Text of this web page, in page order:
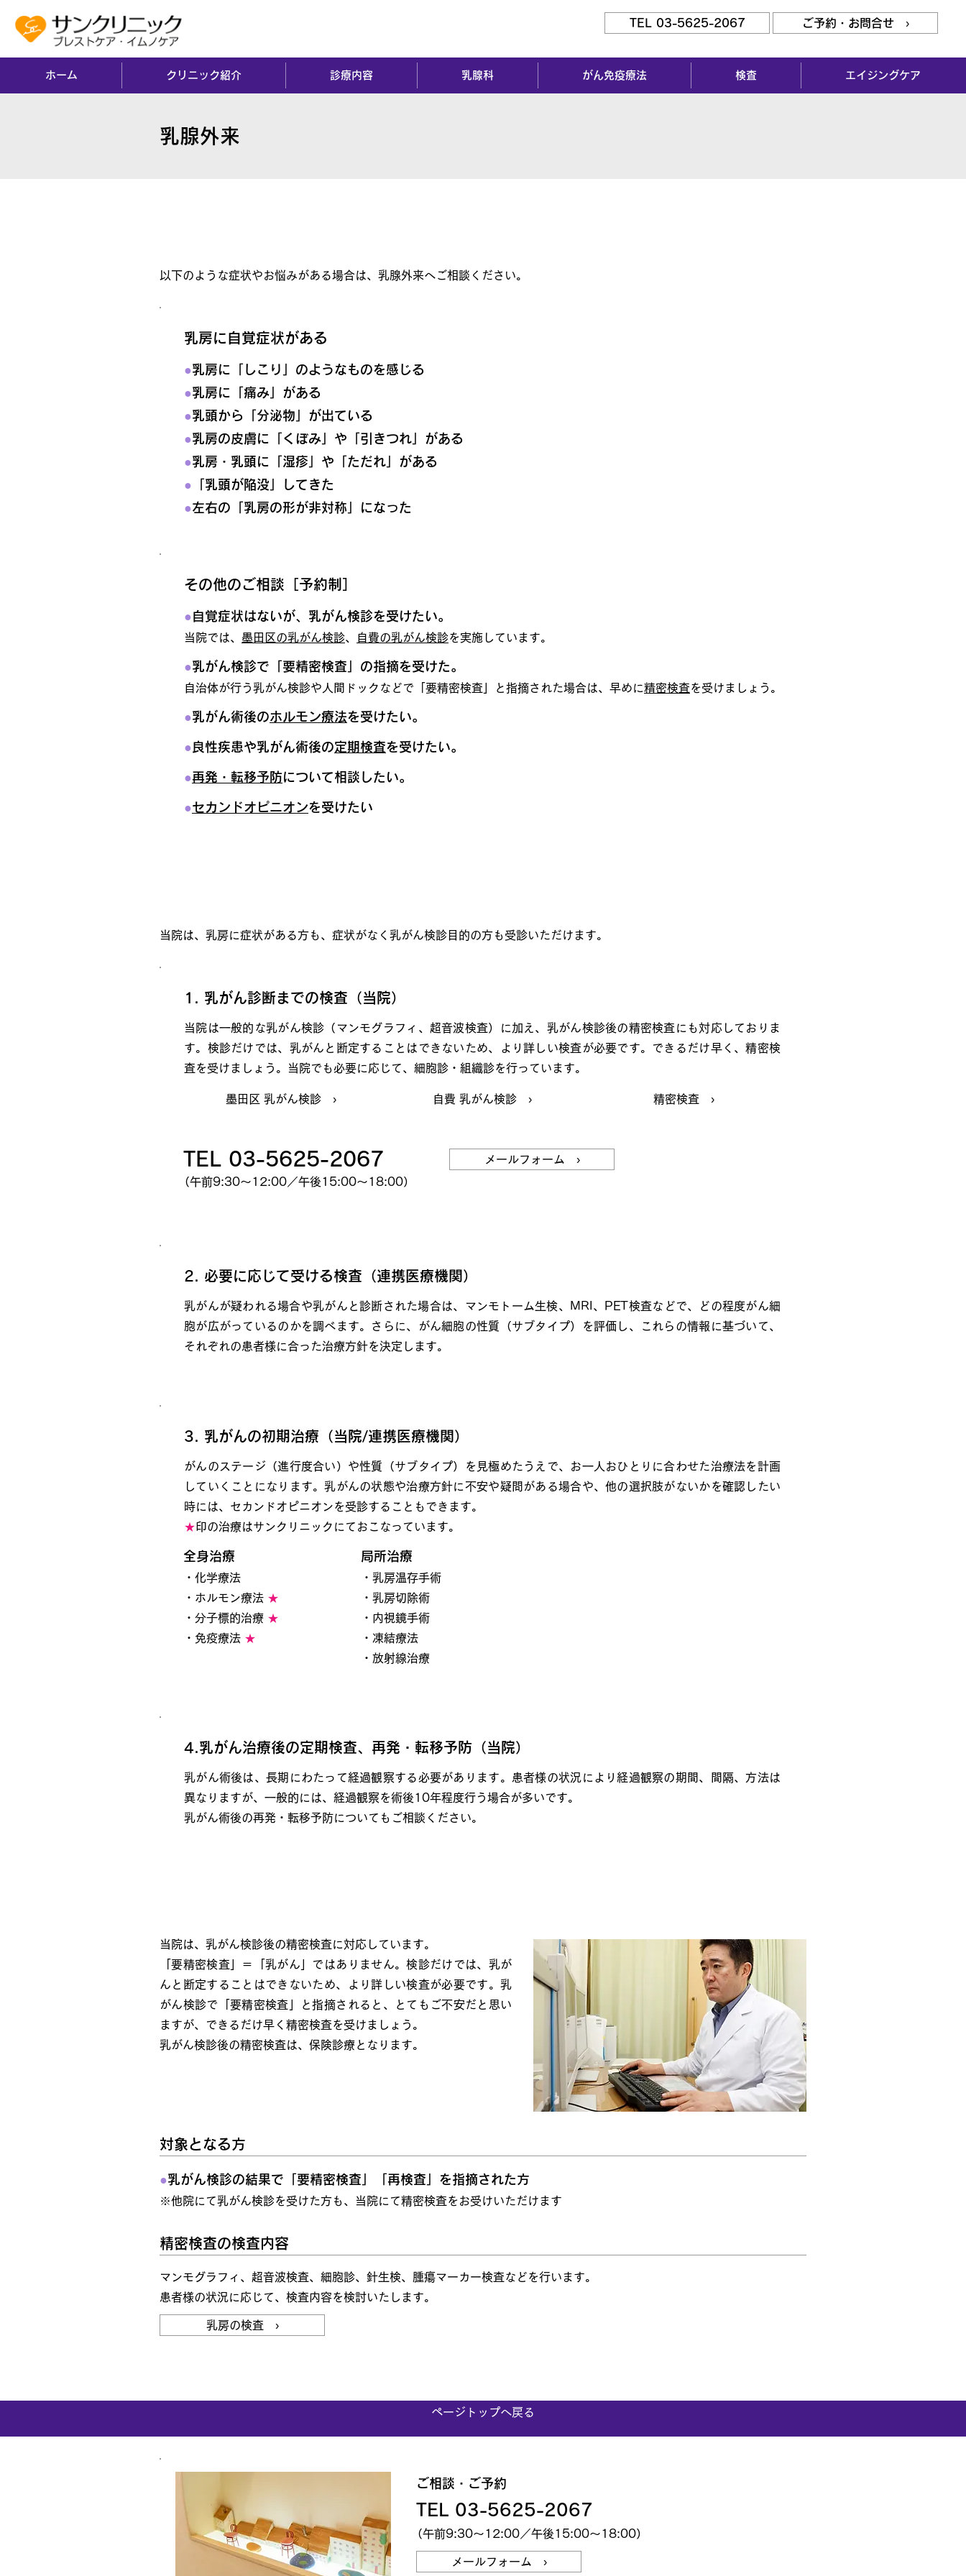
TEL 03-5625-2067 ご予約・お問合せ ›
ホーム クリニック紹介 診療内容 乳腺科 がん免疫療法 検査 エイジングケア
乳腺外来
以下のような症状やお悩みがある場合は、乳腺外来へご相談ください。
乳房に自覚症状がある
●乳房に「しこり」のようなものを感じる
●乳房に「痛み」がある
●乳頭から「分泌物」が出ている
●乳房の皮膚に「くぼみ」や「引きつれ」がある
●乳房・乳頭に「湿疹」や「ただれ」がある
● 「乳頭が陥没」してきた
●左右の「乳房の形が非対称」になった
その他のご相談［予約制］
●自覚症状はないが、乳がん検診を受けたい。
当院では、 墨田区の乳がん検診、 自費の乳がん検診を実施しています。
●乳がん検診で「要精密検査」の指摘を受けた。
自治体が行う乳がん検診や人間ドックなどで「要精密検査」と指摘された場合は、早めに精密検査を受けましょう。
●乳がん術後のホルモン療法を受けたい。
●良性疾患や乳がん術後の定期検査を受けたい。
●再発・転移予防について相談したい。
●セカンドオピニオンを受けたい
当院は、乳房に症状がある方も、症状がなく乳がん検診目的の方も受診いただけます。
1. 乳がん診断までの検査（当院）
当院は一般的な乳がん検診（マンモグラフィ、超音波検査）に加え、乳がん検診後の精密検査にも対応しておりま
す。検診だけでは、乳がんと断定することはできないため、より詳しい検査が必要です。できるだけ早く、精密検
査を受けましょう。当院でも必要に応じて、細胞診・組織診を行っています。
墨田区 乳がん検診 › 自費 乳がん検診 › 精密検査 ›
TEL 03-5625-2067
（午前9:30～12:00／午後15:00～18:00）
メールフォーム ›
2. 必要に応じて受ける検査（連携医療機関）
乳がんが疑われる場合や乳がんと診断された場合は、マンモトーム生検、MRI、PET検査などで、どの程度がん細
胞が広がっているのかを調べます。さらに、がん細胞の性質（サブタイプ）を評価し、これらの情報に基づいて、
それぞれの患者様に合った治療方針を決定します。
3. 乳がんの初期治療（当院/連携医療機関）
がんのステージ（進行度合い）や性質（サブタイプ）を見極めたうえで、お一人おひとりに合わせた治療法を計画
していくことになります。乳がんの状態や治療方針に不安や疑問がある場合や、他の選択肢がないかを確認したい
時には、セカンドオピニオンを受診することもできます。
★ 印の治療はサンクリニックにておこなっています。
全身治療
・化学療法
・ホルモン療法 ★
・分子標的治療 ★
・免疫療法 ★
局所治療
・乳房温存手術
・乳房切除術
・内視鏡手術
・凍結療法
・放射線治療
4.乳がん治療後の定期検査、再発・転移予防（当院）
乳がん術後は、長期にわたって経過観察する必要があります。患者様の状況により経過観察の期間、間隔、方法は
異なりますが、一般的には、経過観察を術後10年程度行う場合が多いです。
乳がん術後の再発・転移予防についてもご相談ください。
当院は、乳がん検診後の精密検査に対応しています。
「要精密検査」＝「乳がん」ではありません。検診だけでは、乳が
んと断定することはできないため、より詳しい検査が必要です。乳
がん検診で「要精密検査」と指摘されると、とてもご不安だと思い
ますが、できるだけ早く精密検査を受けましょう。
乳がん検診後の精密検査は、保険診療となります。
対象となる方
●乳がん検診の結果で「要精密検査」「再検査」を指摘された方
※他院にて乳がん検診を受けた方も、当院にて精密検査をお受けいただけます
精密検査の検査内容
マンモグラフィ、超音波検査、細胞診、針生検、腫瘍マーカー検査などを行います。
患者様の状況に応じて、検査内容を検討いたします。
乳房の検査 ›
ページトップへ戻る
ご相談・ご予約
TEL 03-5625-2067
（午前9:30～12:00／午後15:00～18:00）
メールフォーム ›